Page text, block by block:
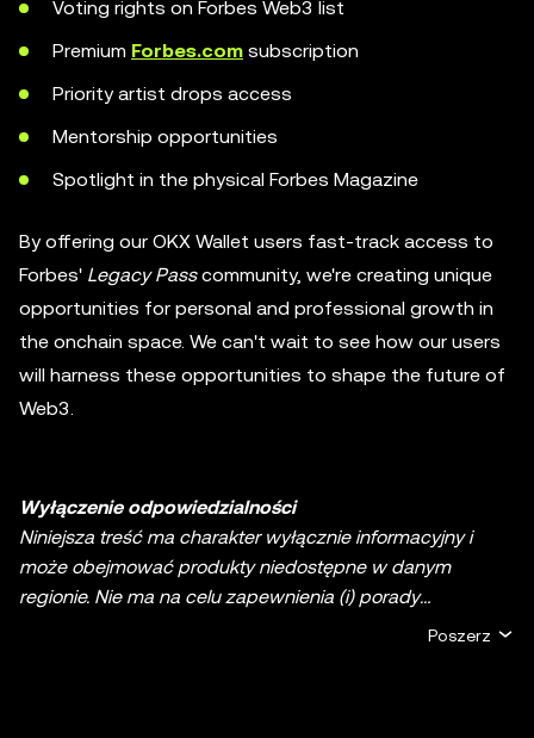
Voting rights on Forbes Web3 list
Premium Forbes.com subscription
Priority artist drops access
Mentorship opportunities
Spotlight in the physical Forbes Magazine
By offering our OKX Wallet users fast-track access to
Forbes' Legacy Passcommunity, we're creating unique
opportunities for personal and professional growth in
the onchain space. We can't wait to see how our users
will harness these opportunities to shape the future of
Web3.
Wyłączenie odpowiedzialności
Niniejsza treść ma charakter wyłącznie informacyjny i
może obejmować produkty niedostępne w danym
regionie. Nie ma na celu zapewnienia (i) porady
inwestycyjnej lub rekomendacji inwestycyjnej; (ii) oferty
Poszerz